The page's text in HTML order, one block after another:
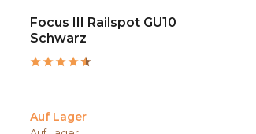
Focus III Railspot GU10
Schwarz
Auf Lager